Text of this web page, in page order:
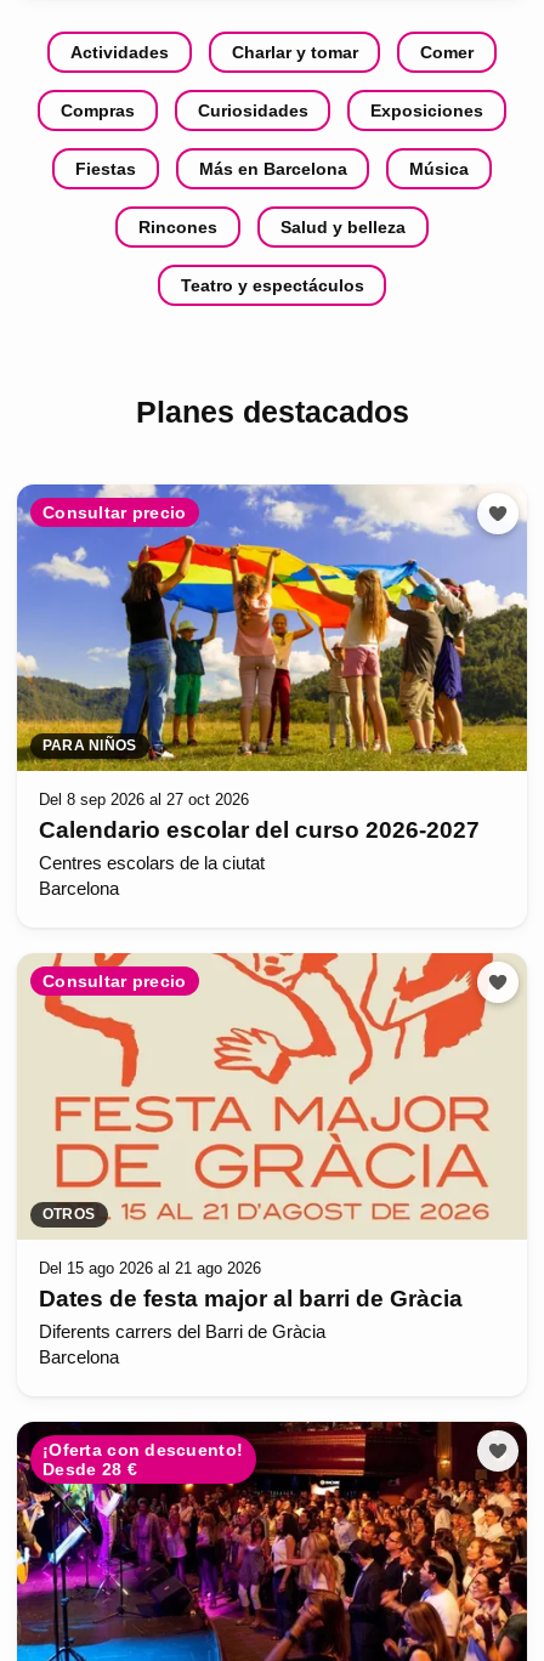
Actividades Charlar y tomar Comer
Compras Curiosidades Exposiciones
Fiestas Más en Barcelona Música
Rincones Salud y belleza
Teatro y espectáculos
Planes destacados
Consultar precio
PARA NIÑOS
Del 8 sep 2026 al 27 oct 2026
Calendario escolar del curso 2026-2027
Centres escolars de la ciutat
Barcelona
Consultar precio
OTROS
Del 15 ago 2026 al 21 ago 2026
Dates de festa major al barri de Gràcia
Diferents carrers del Barri de Gràcia
Barcelona
¡Oferta con descuento!
Desde 28 €